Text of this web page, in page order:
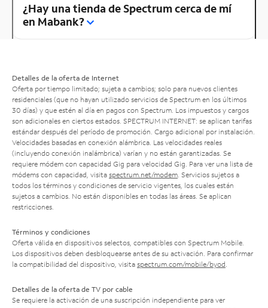
¿Hay una tienda de Spectrum cerca de mí
en Mabank?
Detalles de la oferta de Internet
Oferta por tiempo limitado; sujeta a cambios; solo para nuevos clientes
residenciales (que no hayan utilizado servicios de Spectrum en los últimos
30 días) y que estén al día en pagos con Spectrum. Los impuestos y cargos
son adicionales en ciertos estados. SPECTRUM INTERNET: se aplican tarifas
estándar después del período de promoción. Cargo adicional por instalación.
Velocidades basadas en conexión alámbrica. Las velocidades reales
(incluyendo conexión inalámbrica) varían y no están garantizadas. Se
requiere módem con capacidad Gig para velocidad Gig. Para ver una lista de
módems con capacidad, visita spectrum.net/modem . Servicios sujetos a
todos los términos y condiciones de servicio vigentes, los cuales están
sujetos a cambios. No están disponibles en todas las áreas. Se aplican
restricciones.
Términos y condiciones
Oferta válida en dispositivos selectos, compatibles con Spectrum Mobile.
Los dispositivos deben desbloquearse antes de su activación. Para confirmar
la compatibilidad del dispositivo, visita spectrum.com/mobile/byod
Detalles de la oferta de TV por cable
Se requiere la activación de una suscripción independiente para ver